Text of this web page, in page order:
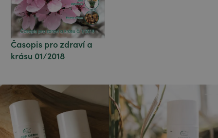
Časopis pro zdraví a
krásu 01/2018